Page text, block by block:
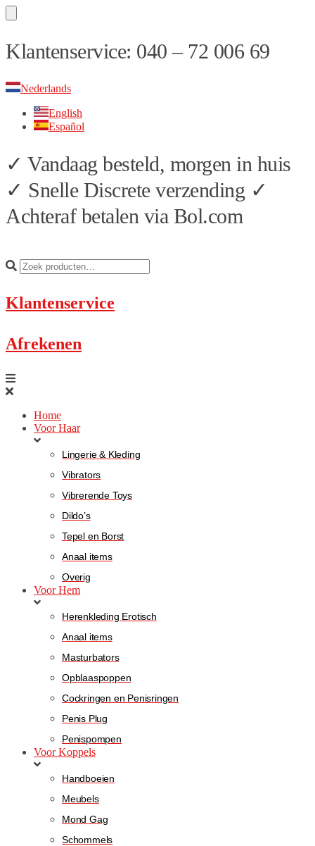
Skip
to
Skip
to
Klantenservice: 040 – 72 006 69
Nederlands
English
Español
✓ Vandaag besteld, morgen in huis
✓ Snelle Discrete verzending ✓
Achteraf betalen via Bol.com
Klantenservice
Afrekenen
Home
Voor Haar
Lingerie & Kleding
Vibrators
Vibrerende Toys
Dildo’s
Tepel en Borst
Anaal items
Overig
Voor Hem
Herenkleding Erotisch
Anaal items
Masturbators
Opblaaspoppen
Cockringen en Penisringen
Penis Plug
Penispompen
Voor Koppels
Handboeien
Meubels
Mond Gag
Schommels